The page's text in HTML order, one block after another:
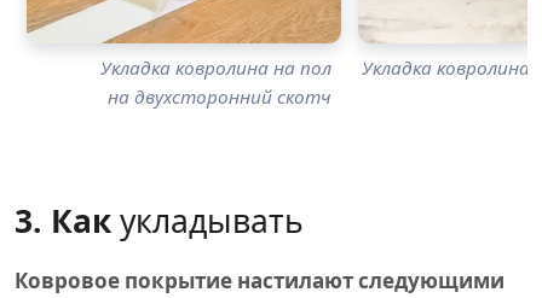
Укладка ковролина на пол
на двухсторонний скотч
Укладка ковролина
3. Какукладывать
Ковровое покрытие настилают следующими